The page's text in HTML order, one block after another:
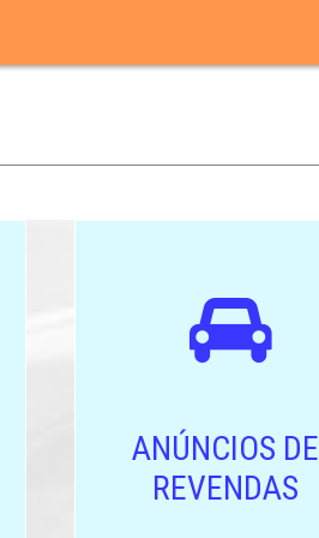
ANÚNCIOS DE
REVENDAS